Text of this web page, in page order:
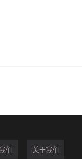
们 关于我们